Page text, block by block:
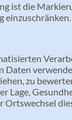
ist die
einzuschränken.
Daten
zu
Lage,